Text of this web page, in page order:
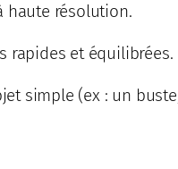
haute résolution.
rapides et équilibrées.
simple (ex : un